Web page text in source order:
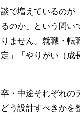
談で増えているの
のか」という問い
ません。就職・転
定」「やりがい（
・中途それぞれの
う設計すべきかを